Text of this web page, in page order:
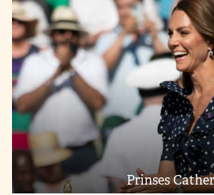
Prinses